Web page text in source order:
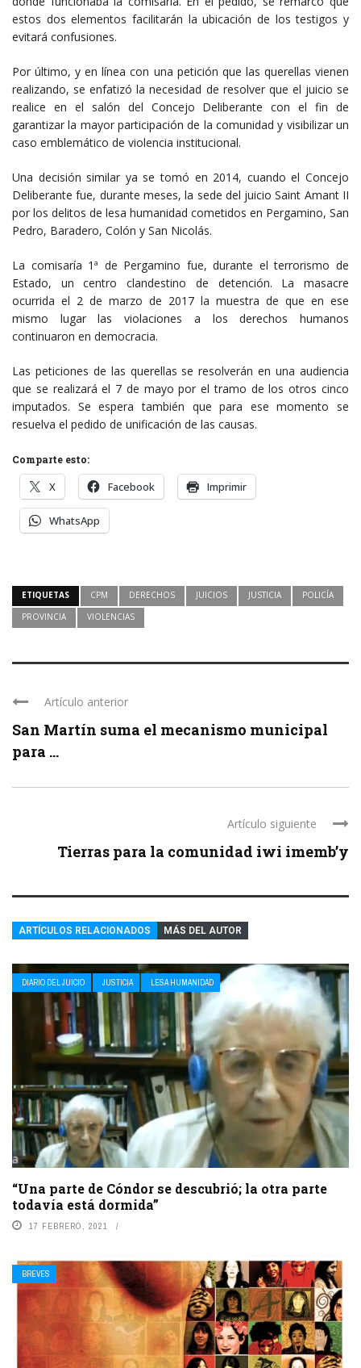
estos dos elementos facilitarán la ubicación de los testigos y
evitará confusiones.
Por último, y en línea con una petición que las querellas vienen
realizando, se enfatizó la necesidad de resolver que el juicio se
realice en el salón del Concejo Deliberante con el fin de
garantizar la mayor participación de la comunidad y visibilizar un
caso emblemático de violencia institucional.
Una decisión similar ya se tomó en 2014, cuando el Concejo
Deliberante fue, durante meses, la sede del juicio Saint Amant II
por los delitos de lesa humanidad cometidos en Pergamino, San
Pedro, Baradero, Colón y San Nicolás.
La comisaría 1ª de Pergamino fue, durante el terrorismo de
Estado, un centro clandestino de detención. La masacre
ocurrida el 2 de marzo de 2017 la muestra de que en ese
mismo lugar las violaciones a los derechos humanos
continuaron en democracia.
Las peticiones de las querellas se resolverán en una audiencia
que se realizará el 7 de mayo por el tramo de los otros cinco
imputados. Se espera también que para ese momento se
resuelva el pedido de unificación de las causas.
Comparte esto:
X Facebook Imprimir
WhatsApp
ETIQUETAS CPM DERECHOS JUICIOS JUSTICIA
POLICÍA
PROVINCIA
VIOLENCIAS
Artículo anterior
San Martín suma el mecanismo municipal
para ...
Artículo siguiente
Tierras para la comunidad iwi imemb’y
ARTÍCULOS RELACIONADOS MÁS DEL AUTOR
DIARIO DEL JUICIO JUSTICIA LESA HUMANIDAD
“Una parte de Cóndor se descubrió; la otra parte
todavía está dormida”
17 FEBRERO, 2021
BREVES